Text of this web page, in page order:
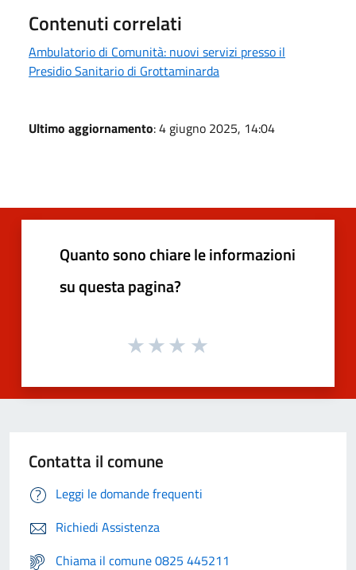
Contenuti correlati
Ambulatorio di Comunità: nuovi servizi presso il
Presidio Sanitario di Grottaminarda
Ultimo aggiornamento: 4 giugno 2025, 14:04
Quanto sono chiare le informazioni
su questa pagina?
Contatta il comune
Leggi le domande frequenti
Richiedi Assistenza
Chiama il comune 0825 445211